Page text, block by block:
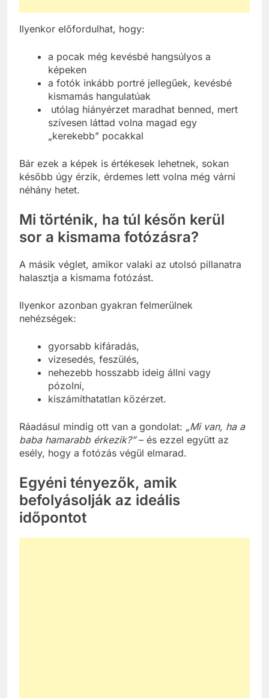
Ilyenkor előfordulhat, hogy:
a pocak még kevésbé hangsúlyos a
képeken
a fotók inkább portré jellegűek, kevésbé
kismamás hangulatúak
utólag hiányérzet maradhat benned, mert
szívesen láttad volna magad egy
„kerekebb” pocakkal
Bár ezek a képek is értékesek lehetnek, sokan
később úgy érzik, érdemes lett volna még várni
néhány hetet.
Mi történik, ha túl későn kerül
sor a kismama fotózásra?
A másik véglet, amikor valaki az utolsó pillanatra
halasztja a kismama fotózást.
Ilyenkor azonban gyakran felmerülnek
nehézségek:
gyorsabb kifáradás,
vizesedés, feszülés,
nehezebb hosszabb ideig állni vagy
pózolni,
kiszámíthatatlan közérzet.
Ráadásul mindig ott van a gondolat: „Mi van, ha a
baba hamarabb érkezik?”– és ezzel együtt az
esély, hogy a fotózás végül elmarad.
Egyéni tényezők, amik
befolyásolják az ideális
időpontot